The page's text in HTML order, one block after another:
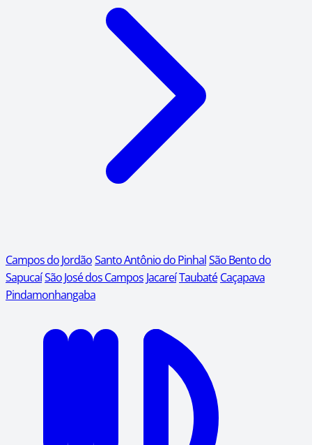
Campos do JordãoSanto Antônio do PinhalSão Bento do
SapucaíSão José dos Campos JacareíTaubaté Caçapava
Pindamonhangaba